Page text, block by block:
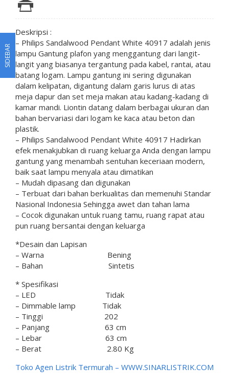
Deskripsi :
– Philips Sandalwood Pendant White 40917 adalah jenis
lampu Gantung plafon yang menggantung dari langit-
langit yang biasanya tergantung pada kabel, rantai, atau
batang logam. Lampu gantung ini sering digunakan
dalam kelipatan, digantung dalam garis lurus di atas
meja dapur dan set meja makan atau kadang-kadang di
kamar mandi. Liontin datang dalam berbagai ukuran dan
bahan bervariasi dari logam ke kaca atau beton dan
plastik.
– Philips Sandalwood Pendant White 40917 Hadirkan
efek menakjubkan di ruang keluarga Anda dengan lampu
gantung yang menambah sentuhan keceriaan modern,
baik saat lampu menyala atau dimatikan
– Mudah dipasang dan digunakan
– Terbuat dari bahan berkualitas dan memenuhi Standar
Nasional Indonesia Sehingga awet dan tahan lama
– Cocok digunakan untuk ruang tamu, ruang rapat atau
pun ruang bersantai dengan keluarga
*Desain dan Lapisan
– Warna Bening
– Bahan Sintetis
* Spesifikasi
– LED Tidak
– Dimmable lamp Tidak
– Tinggi 202
– Panjang 63 cm
– Lebar 63 cm
– Berat 2.80 Kg
Toko Agen Listrik Termurah – WWW.SINARLISTRIK.COM
SIDEBAR